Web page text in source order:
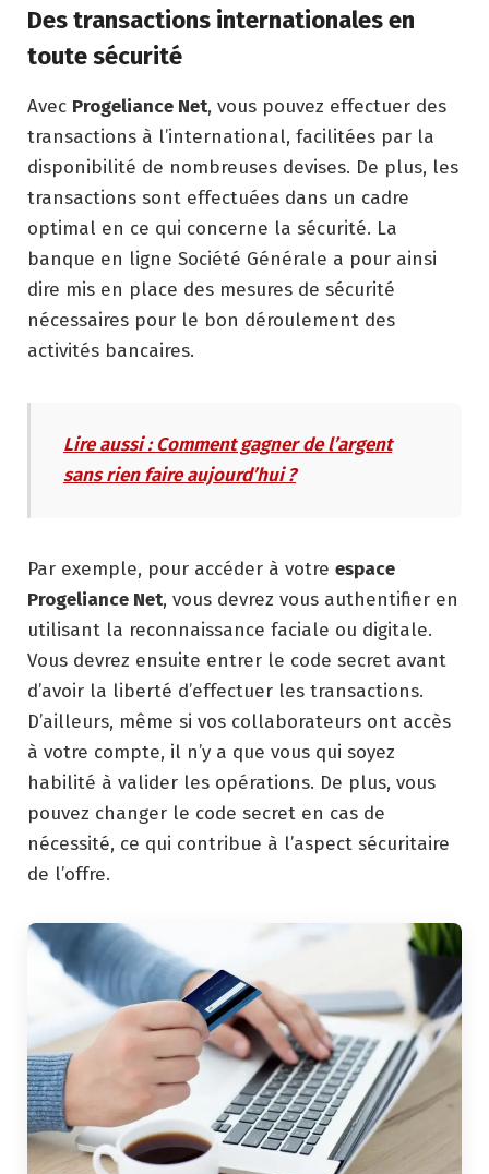
Des transactions internationales en
toute sécurité
Avec Progeliance Net, vous pouvez effectuer des
transactions à l’international, facilitées par la
disponibilité de nombreuses devises. De plus, les
transactions sont effectuées dans un cadre
optimal en ce qui concerne la sécurité. La
banque en ligne Société Générale a pour ainsi
dire mis en place des mesures de sécurité
nécessaires pour le bon déroulement des
activités bancaires.
Lire aussi : Comment gagner de l’argent
sans rien faire aujourd’hui ?
Par exemple, pour accéder à votre espace
Progeliance Net, vous devrez vous authentifier en
utilisant la reconnaissance faciale ou digitale.
Vous devrez ensuite entrer le code secret avant
d’avoir la liberté d’effectuer les transactions.
D’ailleurs, même si vos collaborateurs ont accès
à votre compte, il n’y a que vous qui soyez
habilité à valider les opérations. De plus, vous
pouvez changer le code secret en cas de
nécessité, ce qui contribue à l’aspect sécuritaire
de l’offre.